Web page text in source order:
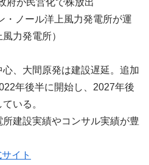
府が民営化で株放出
・ノール洋上風力発電所が運
力発電所）
心、大間原発は建設遅延。追加
年後半に開始し、2027年後
いる。
所建設実績やコンサル実績が豊
イト